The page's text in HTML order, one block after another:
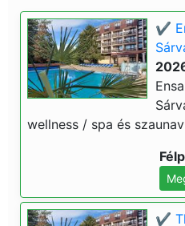
✔️
wellness / spa és
✔️